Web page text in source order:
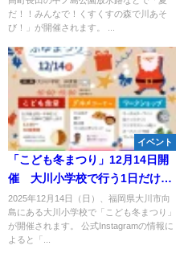
トがいっぱい（みやま市）
だ！！みんなで！くすくすの森で川あそ
び！」が開催されます。 ...
イベント
「こども冬まつり」12月14日開
催 大川小学校で行う1日だけの
特別なお祭り！
2025年12月14日（日）、福岡県大川市向
島にある大川小学校で「こども冬まつり」
が開催されます。 公式Instagramの情報に
よると「...